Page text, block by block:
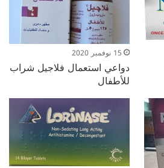
15 نوفمبر 2020
دواعي استعمال فلاجيل شراب
للأطفال